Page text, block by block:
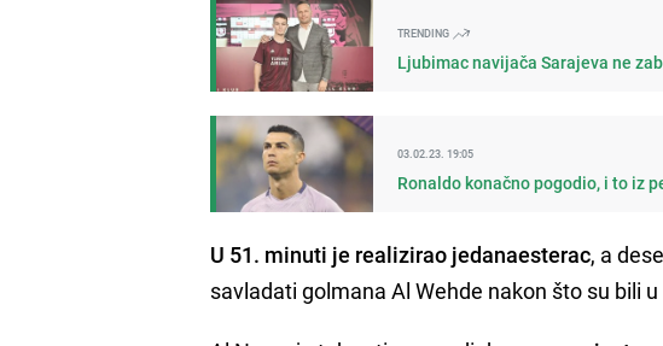
TRENDING
Ljubimac navijača Sarajeva ne
03.02.23. 19:05
Ronaldo konačno pogodio, i to iz
U 51. minuti je realizirao jedanaesterac, a
savladati golmana Al Wehde nakon što su bili